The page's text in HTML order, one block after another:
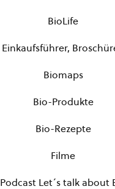
BioLife
Einkaufsführer,
Biomaps
Bio-Produkte
Bio-Rezepte
Filme
Podcast Let´s talk about